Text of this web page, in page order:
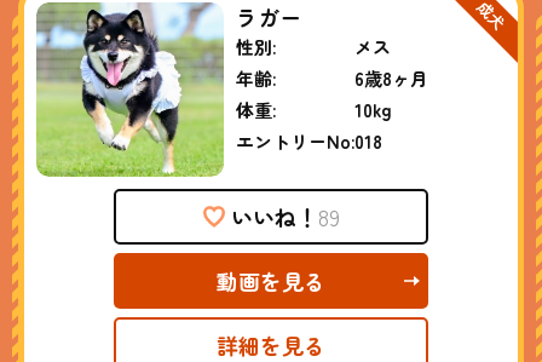
ラガー
性別:
メス
年齢:
6歳8ヶ月
体重:
10kg
エントリーNo:018
いいね！ 89
動画を見る
詳細を見る